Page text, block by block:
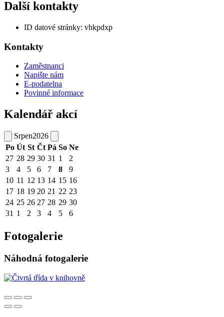
Další kontakty
ID datové stránky: vhkpdxp
Kontakty
Zaměstnanci
Napište nám
E-podatelna
Povinné informace
Kalendář akcí
Srpen2026
Po Út St Čt Pá So Ne
27 28 29 30 31 1
2
3
4 5 6 7 8
9
10 11 12 13 14 15 16
17 18 19 20 21 22 23
24 25 26 27 28 29 30
31 1 2 3 4 5 6
Fotogalerie
Náhodná fotogalerie